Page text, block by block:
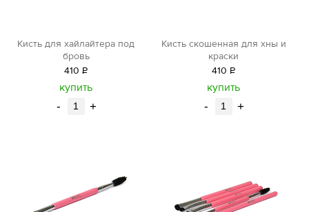
Кисть для хайлайтера под
бровь
410 Р
уб.
купить
- +
Кисть скошенная для хны и
краски
410 Р
уб.
купить
- +